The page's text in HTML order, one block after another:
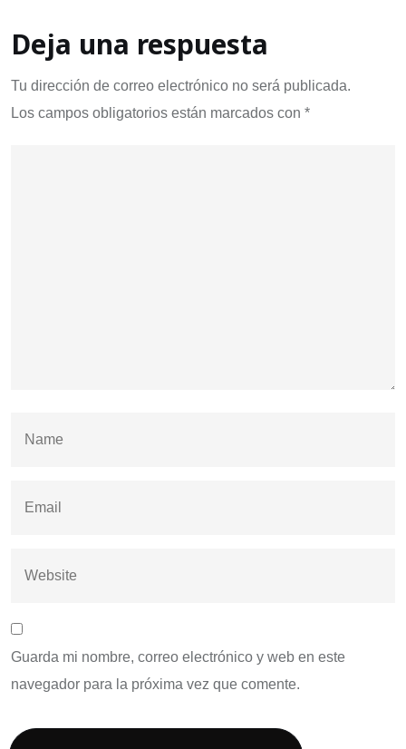
Deja una respuesta
Tu dirección de correo electrónico no será publicada.
Los campos obligatorios están marcados con *
Guarda mi nombre, correo electrónico y web en este
navegador para la próxima vez que comente.